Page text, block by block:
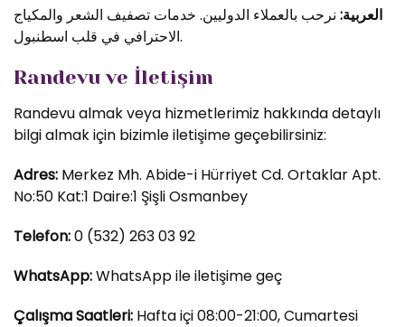
العربية: نرحب بالعملاء الدوليين. خدمات تصفيف الشعر والمكياج
الاحترافي في قلب اسطنبول.
Randevu ve İletişim
Randevu almak veya hizmetlerimiz hakkında detaylı
bilgi almak için bizimle iletişime geçebilirsiniz:
Adres: Merkez Mh. Abide-i Hürriyet Cd. Ortaklar Apt.
No:50 Kat:1 Daire:1 Şişli Osmanbey
Telefon:0 (532) 263 03 92
WhatsApp:WhatsApp ile iletişime geç
Çalışma Saatleri: Hafta içi 08:00-21:00, Cumartesi